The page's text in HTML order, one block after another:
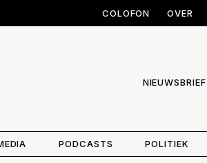
COLOFON OVER
NIEUWSBRIEF
PODCASTS POLITIEK